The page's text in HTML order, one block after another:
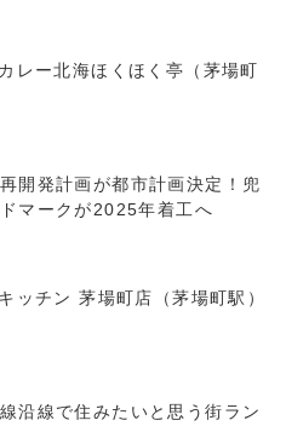
レー北海ほくほく亭（茅場町
開発計画が都市計画決定！兜
マークが2025年着工へ
チン 茅場町店（茅場町駅）
沿線で住みたいと思う街ラン